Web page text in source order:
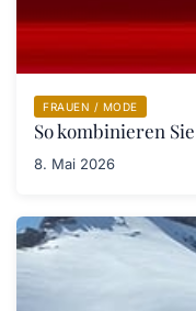
FRAUEN / MODE
So kombinieren
8. Mai 2026